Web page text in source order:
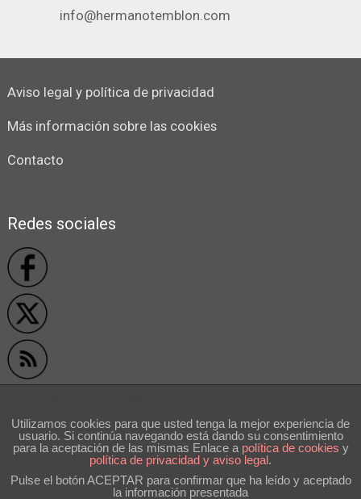
info@hermanotemblon.com
Aviso legal y política de privacidad
Más información sobre las cookies
Contacto
Redes sociales
Utilizamos cookies para que usted tenga la mejor experiencia de
usuario. Si continúa navegando está dando su consentimiento
para la aceptación de las mismas Enlace a polí­tica de cookies y
política de privacidad y aviso legal.
Pulse el botón ACEPTAR para confirmar que ha leído y aceptado
la información presentada